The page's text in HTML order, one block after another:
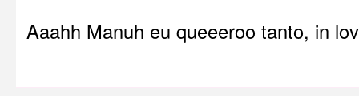
Aaahh Manuh eu queeeroo tanto, in